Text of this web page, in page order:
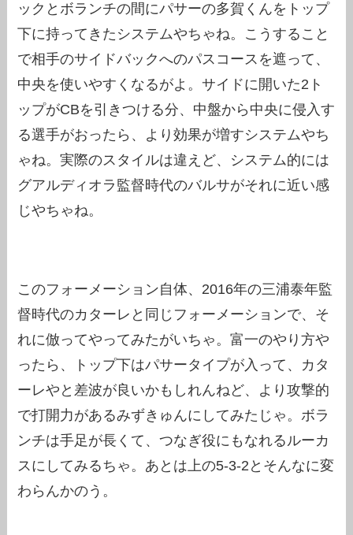
ックとボランチの間にパサーの多賀くんをトップ
下に持ってきたシステムやちゃね。こうすること
で相手のサイドバックへのパスコースを遮って、
中央を使いやすくなるがよ。サイドに開いた2ト
ップがCBを引きつける分、中盤から中央に侵入す
る選手がおったら、より効果が増すシステムやち
ゃね。実際のスタイルは違えど、システム的には
グアルディオラ監督時代のバルサがそれに近い感
じやちゃね。
このフォーメーション自体、2016年の三浦泰年監
督時代のカターレと同じフォーメーションで、そ
れに倣ってやってみたがいちゃ。富一のやり方や
ったら、トップ下はパサータイプが入って、カタ
ーレやと差波が良いかもしれんねど、より攻撃的
で打開力があるみずきゅんにしてみたじゃ。ボラ
ンチは手足が長くて、つなぎ役にもなれるルーカ
スにしてみるちゃ。あとは上の5-3-2とそんなに変
わらんかのう。